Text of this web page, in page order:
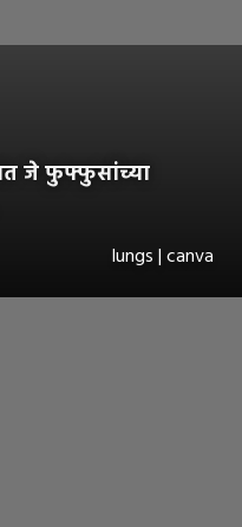
जे फुफ्फुसांच्या
lungs | canva